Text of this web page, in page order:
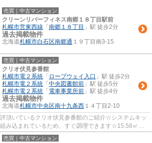
売買｜中古マンション
クリーンリバーフィネス南郷１８丁目駅前
札幌市営東西線 「 南郷１８丁目 」駅 徒歩2分
過去掲載物件
北海道札幌市白石区南郷通 １９丁目南3-15
売買｜中古マンション
クリオ伏見参番館
札幌市電２系統 「 ロープウェイ入口 」駅 徒歩2分
札幌市電２系統 「 中央図書館前 」駅 徒歩5分
札幌市電２系統 「 電車事業所前 」駅 徒歩4分
過去掲載物件
北海道札幌市中央区南十九条西 １４丁目2-10
頂いているクリオ伏見参番館のご紹介☆システムキッ
み込まれているため、すぐ調理できます☆15.58㎡の
き物件です☆不審者が侵入...
売買｜中古マンション